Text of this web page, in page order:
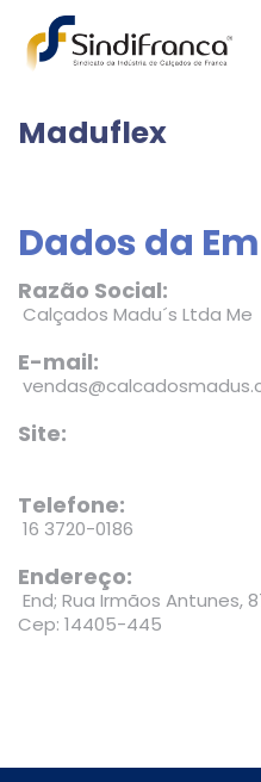
Maduflex
Dados da
Razão Social:
Calçados Madu´s Ltda Me
E-mail:
Site:
Telefone:
16 3720-0186
Endereço:
End; Rua Irmãos Antunes,
Cep: 14405-445